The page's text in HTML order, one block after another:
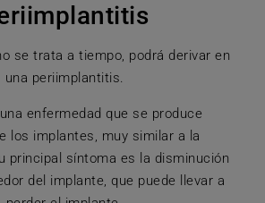
se trata a tiempo, podrá derivar en
una periimplantitis.
enfermedad que se produce
los implantes, muy similar a la
principal síntoma es la disminución
del implante, que puede llevar a